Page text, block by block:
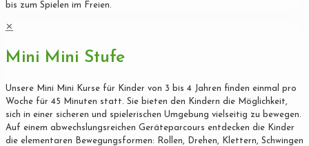
bis zum Spielen im Freien.
✕
Mini Mini Stufe
Unsere Mini Mini Kurse für Kinder von 3 bis 4 Jahren finden einmal pro
Woche für 45 Minuten statt. Sie bieten den Kindern die Möglichkeit,
sich in einer sicheren und spielerischen Umgebung vielseitig zu bewegen.
Auf einem abwechslungsreichen Geräteparcours entdecken die Kinder
die elementaren Bewegungsformen: Rollen, Drehen, Klettern, Schwingen